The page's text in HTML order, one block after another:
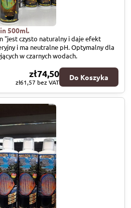
500ml.
"jest czysto naturalny i daje efekt
i ma neutralne pH. Optymalny dla
w czarnych wodach.
zł74,50
zł61,57 bez VAT
Do Koszyka